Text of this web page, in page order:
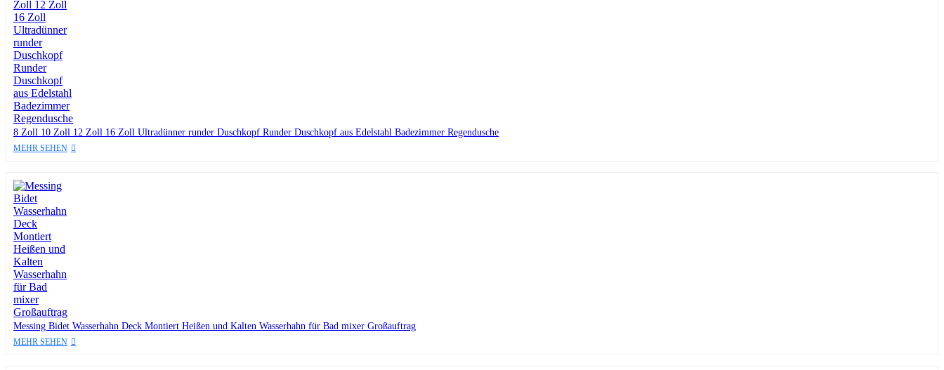
8 Zoll 10 Zoll 12 Zoll 16 Zoll Ultradünner runder Duschkopf Runder Duschkopf aus Edelstahl Badezimmer Regendusche
MEHR SEHEN
Messing Bidet Wasserhahn Deck Montiert Heißen und Kalten Wasserhahn für Bad mixer Großauftrag
MEHR SEHEN